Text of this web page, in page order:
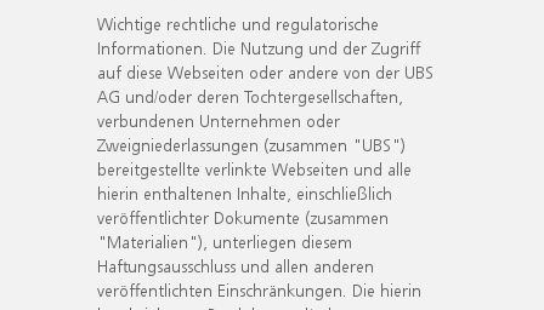
Wichtige rechtliche und regulatorische
Informationen. Die Nutzung und der Zugriff
auf diese Webseiten oder andere von der UBS
AG und/oder deren Tochtergesellschaften,
verbundenen Unternehmen oder
Zweigniederlassungen (zusammen "UBS")
bereitgestellte verlinkte Webseiten und alle
hierin enthaltenen Inhalte, einschließlich
veröffentlichter Dokumente (zusammen
"Materialien"), unterliegen diesem
Haftungsausschluss und allen anderen
veröffentlichten Einschränkungen. Die hierin